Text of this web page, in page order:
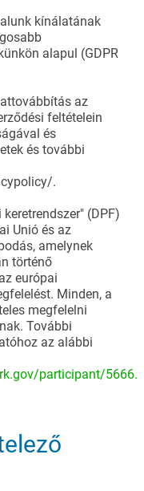
kínálatának
alapul (GDPR
az
feltételein
és
és további
.
(DPF)
Unió és az
amelynek
történő
európai
Minden, a
megfelelni
További
az alábbi
participant/5666.